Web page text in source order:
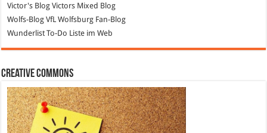
Victor's Blog Victors Mixed Blog
Wolfs-Blog VfL Wolfsburg Fan-Blog
Wunderlist To-Do Liste im Web
Creative Commons